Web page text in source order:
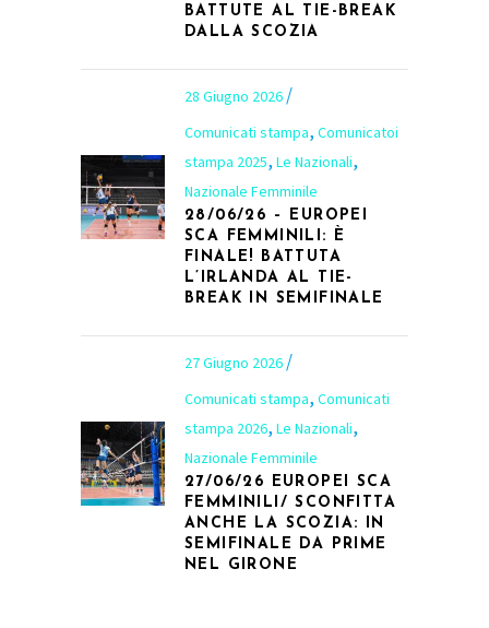
BATTUTE AL TIE-BREAK
DALLA SCOZIA
28 Giugno 2026
Comunicati stampa, Comunicatoi
stampa 2025, Le Nazionali,
Nazionale Femminile
28/06/26 – EUROPEI
SCA FEMMINILI: È
FINALE! BATTUTA
L’IRLANDA AL TIE-
BREAK IN SEMIFINALE
27 Giugno 2026
Comunicati stampa, Comunicati
stampa 2026, Le Nazionali,
Nazionale Femminile
27/06/26 EUROPEI SCA
FEMMINILI/ SCONFITTA
ANCHE LA SCOZIA: IN
SEMIFINALE DA PRIME
NEL GIRONE